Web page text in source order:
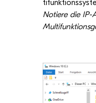
Notiere die IP-